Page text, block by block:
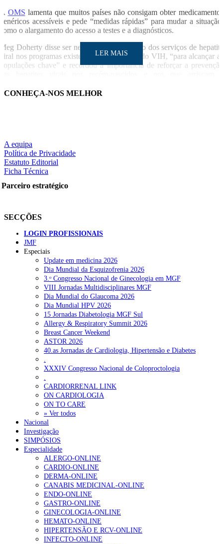
A OMS lamenta que muitos países não consigam obter medicamentos
genéricos acessíveis e pede “medidas rápidas” para mudar a situação,
como o alargamento do acesso a testes e a diagnósticos.
Meg Doherty disse ser necessária a integração dos serviços de hepatite
viral nos programas existentes de tratamento do VIH, “para alcançar as
populações chave” e recordou a importância de reforçar a prevenção
A Cimeira Mundial sobre Hepatites decorre até quinta-feira.
Grupo Ativistas em Tratamentos alerta para falta de dados sobre
Partilhe nas redes sociais:
NOTÍCIAS RECENTES
Portugal está a formar os médicos de que precisa? 6 de Agosto,
Estudantes de Medicina representados na 79.ª World Health
Assembly 6 de Agosto, 2026
SCORA X-Change Portugal promove formação internacional
em saúde sexual e reprodutiva
ANEM reúne com coordenador do Pacto Estratégico para a
Saúde 6 de Agosto, 2026
Sindicato diz que nova carreira de médicos dentistas reforça
estabilidade no SNS 6 de Agosto, 2026
NOTÍCIAS MAIS LIDAS
Enfermagem Forense. “Da urgência ao tribunal, cada
gesto conta e cada profissional faz a diferença”
202 visualizações
Alguns milhares de utentes podem ficar sem médico de
família com nova regras do registo, alerta associação
175 visualizações
LER MAIS
CONHEÇA-NOS MELHOR
A equipa
Política de Privacidade
Estatuto Editorial
Ficha Técnica
Parceiro estratégico
SECÇÕES
LOGIN PROFISSIONAIS
JMF
Especiais
Update em medicina 2026
Dia Mundial da Esquizofrenia 2026
3.ᵒ Congresso Nacional de Ginecologia em MGF
VIII Jornadas Multidisciplinares MGF
Dia Mundial do Glaucoma 2026
Dia Mundial HPV 2026
15 Jornadas Diabetologia MGF Sul
Allergy & Respiratory Summit 2026
Breast Cancer Weekend
ASTOR 2026
40.as Jornadas de Cardiologia, Hipertensão e Diabetes
.
XXXIV Congresso Nacional de Coloproctologia
.
CARDIORRENAL LINK
ON CARDIOLOGIA
ON TO CARE
» Ver todos
Nacional
Investigação
SIMPÓSIOS
Especialidade
ALERGO-ONLINE
CARDIO-ONLINE
DERMA-ONLINE
CANABIS MEDICINAL-ONLINE
ENDO-ONLINE
GASTRO-ONLINE
GINECOLOGIA-ONLINE
HEMATO-ONLINE
HIPERTENSÃO E RCV-ONLINE
INFECTO-ONLINE